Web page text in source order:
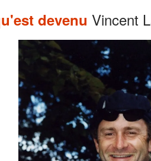
devenu Vincent